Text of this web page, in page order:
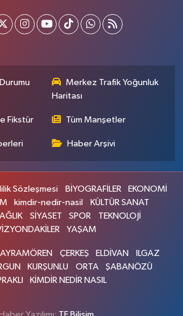
Merkez Trafik Yoğunluk
Haritası
Fikstür Tüm Manşetler
Haber Arşivi
Sözleşmesi BİYOGRAFİLER
EKONOMİ
kimdir-nedir-nasil
KÜLTÜR SANAT
SİYASET SPOR
TEKNOLOJİ
YAŞAM
ÇERKEŞ ELDİVAN
ILGAZ
KURŞUNLU ORTA
ŞABANÖZÜ
KİMDİR NEDİR NASIL